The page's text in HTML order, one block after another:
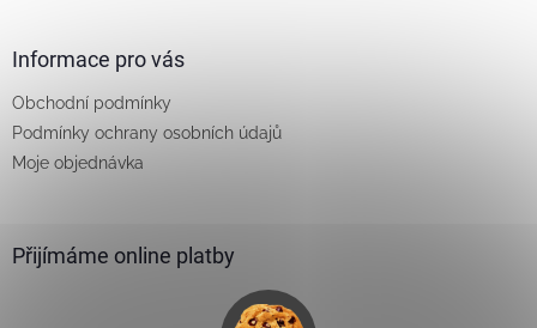
Informace pro vás
Obchodní podmínky
Podmínky ochrany osobních údajů
Moje objednávka
Přijímáme online platby